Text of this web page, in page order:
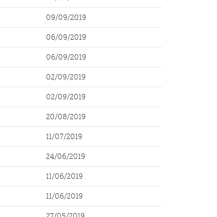
09/09/2019
06/09/2019
06/09/2019
02/09/2019
02/09/2019
20/08/2019
11/07/2019
24/06/2019
11/06/2019
11/06/2019